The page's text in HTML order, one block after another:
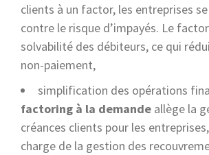
clients à un factor, les entreprises
contre le risque d’impayés. Le
solvabilité des débiteurs, ce qui
non-paiement,
simplification des opérations
factoring à la demande allège la
créances clients pour les
charge de la gestion des